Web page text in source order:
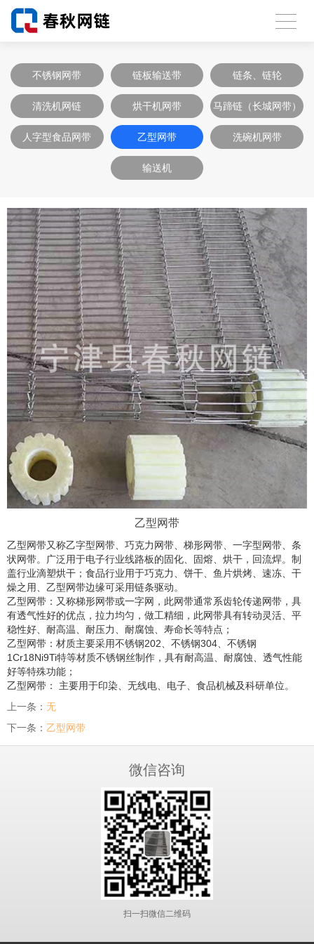
不锈钢网带 链板输送带 链条、链轮
清洗机网链 烘干机网带 马蹄链（长城网带）
人字型食品网带 乙型网带 洗碗机网带
输送机
乙型网带
乙型网带又称乙字型网带、巧克力网带、梯形网带、一字型网带、条
状网带。广泛用于电子行业线路板的固化、固熔、烘干，回流焊。制
盖行业滴塑烘干；食品行业用于巧克力、饼干、鱼片烘烤、速冻、干
燥之用、乙型网带边缘可采用链条驱动。
乙型网带：又称梯形网带或一字网，此网带通常系齿轮传递网带，具
有透气性好的优点，拉力均匀，做工精细，此网带具有转动灵活、平
稳性好、耐高温、耐压力、耐腐蚀、寿命长等特点；
乙型网带：材质主要采用不锈钢202、不锈钢304、不锈钢
1Cr18Ni9Ti特等材质不锈钢丝制作，具有耐高温、耐腐蚀、透气性能
好等特殊功能；
乙型网带： 主要用于印染、无线电、电子、食品机械及科研单位。
上一条： 无
下一条： 乙型网带
微信咨询
扫一扫微信二维码